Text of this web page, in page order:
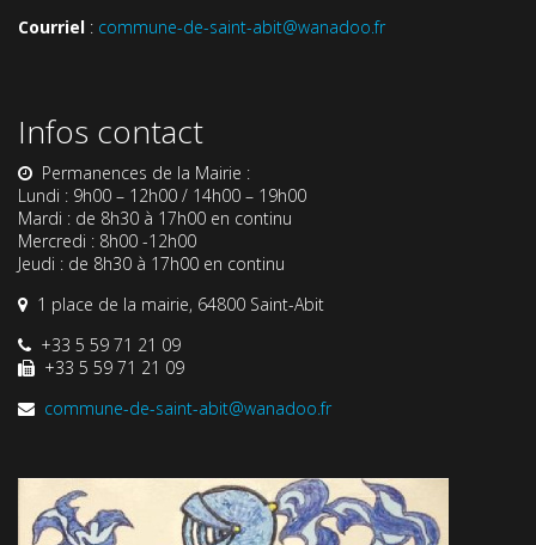
Courriel : commune-de-saint-abit@wanadoo.fr
Infos contact
Permanences de la Mairie :
Lundi : 9h00 – 12h00 / 14h00 – 19h00
Mardi : de 8h30 à 17h00 en continu
Mercredi : 8h00 -12h00
Jeudi : de 8h30 à 17h00 en continu
1 place de la mairie, 64800 Saint-Abit
+33 5 59 71 21 09
+33 5 59 71 21 09
commune-de-saint-abit@wanadoo.fr